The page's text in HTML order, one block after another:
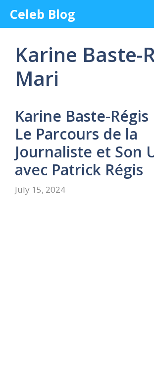
content
Celeb Blog
Karine Baste-
Mari
Karine Baste-Régis
Le Parcours de la
Journaliste et Son
avec Patrick Régis
July 15, 2024